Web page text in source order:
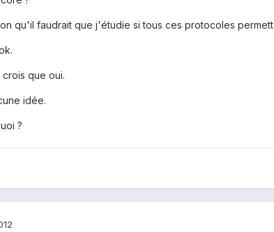
qu'il faudrait que j'étudie si tous ces protocoles
que oui.
idée.
?